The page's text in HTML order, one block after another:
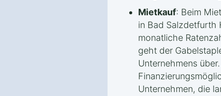
Mietkauf: Beim
in Bad Salzdetfurth
monatliche
geht der
Unternehmens
Unternehmen, die